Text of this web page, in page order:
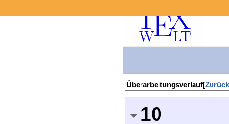
Überarbeitungsverlauf[Zurück
10